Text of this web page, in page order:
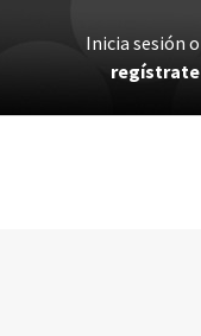
Inicia sesión o
regístrate